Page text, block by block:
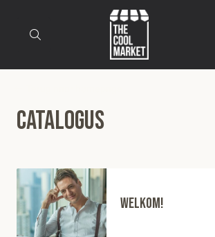
Catalogus
WELKOM!